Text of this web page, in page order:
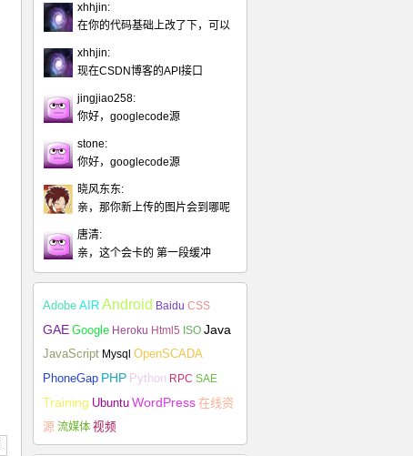
xhhjin:
在你的代码基础上改了下，可以
xhhjin:
现在CSDN博客的API接口
jingjiao258:
你好，googlecode源
stone:
你好，googlecode源
晓风东东:
亲，那你新上传的图片会到哪呢
唐清:
亲，这个会卡的 第一段缓冲
Adobe AIR Android Baidu CSS
GAE Google Heroku Html5 ISO Java
JavaScript Mysql OpenSCADA
PhoneGap PHP Python RPC SAE
Training Ubuntu WordPress 在线资
源 流媒体 视频